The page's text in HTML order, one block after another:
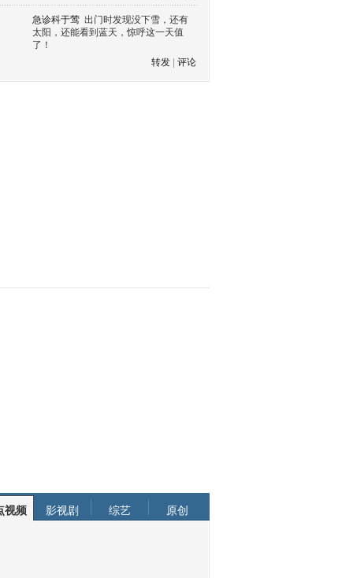
急诊科于莺 出门时发现没下雪，还有
太阳，还能看到蓝天，惊呼这一天值
了！
转发
评论
视频 影视剧 综艺 原创